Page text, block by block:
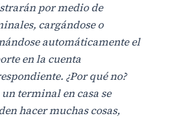
por medio de
cargándose o
automáticamente el
en la cuenta
¿Por qué no?
un terminal en casa se
hacer muchas cosas,